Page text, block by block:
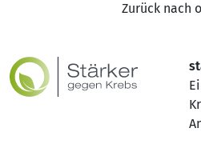
Zurück nach